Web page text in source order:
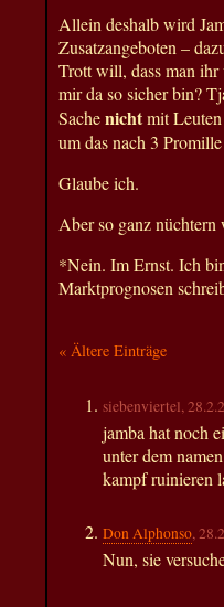
Allein deshalb wird
Zusatzangeboten –
Trott will, dass man ihr
mir da so sicher bin?
Sachenichtmit Leuten
um das nach 3
Glaube ich.
Aber so ganz
*Nein. Im Ernst. Ich
Marktprognosen
« Ältere Einträge
siebenviertel,
jamba hat noch
unter dem
kampf ruinieren
Don Alphonso,
Nun, sie